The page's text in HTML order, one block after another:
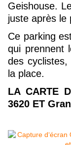
Geishouse.
juste après le
Ce parking
qui prennent
des
la place.
LA CARTE
3620 ET